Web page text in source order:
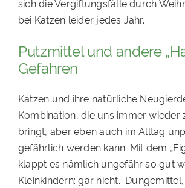
sich die Vergiftungsfälle durch
bei Katzen leider jedes Jahr.
Putzmittel und andere
Gefahren
Katzen und ihre natürliche
Kombination, die uns immer wieder
bringt, aber eben auch im Alltag
gefährlich werden kann. Mit dem „
klappt es nämlich ungefähr so gut
Kleinkindern: gar nicht.